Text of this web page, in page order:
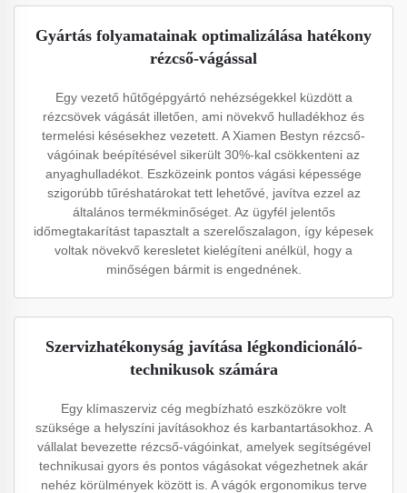
Gyártás folyamatainak optimalizálása hatékony
rézcső-vágással
Egy vezető hűtőgépgyártó nehézségekkel küzdött a
rézcsövek vágását illetően, ami növekvő hulladékhoz és
termelési késésekhez vezetett. A Xiamen Bestyn rézcső-
vágóinak beépítésével sikerült 30%-kal csökkenteni az
anyaghulladékot. Eszközeink pontos vágási képessége
szigorúbb tűréshatárokat tett lehetővé, javítva ezzel az
általános termékminőséget. Az ügyfél jelentős
időmegtakarítást tapasztalt a szerelőszalagon, így képesek
voltak növekvő keresletet kielégíteni anélkül, hogy a
minőségen bármit is engednének.
Szervizhatékonyság javítása légkondicionáló-
technikusok számára
Egy klímaszerviz cég megbízható eszközökre volt
szüksége a helyszíni javításokhoz és karbantartásokhoz. A
vállalat bevezette rézcső-vágóinkat, amelyek segítségével
technikusai gyors és pontos vágásokat végezhetnek akár
nehéz körülmények között is. A vágók ergonomikus terve